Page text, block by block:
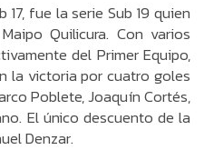
fue la serie Sub 19 quien
Quilicura. Con varios
del Primer Equipo,
la victoria por cuatro goles
Poblete, Joaquín Cortés,
El único descuento de la
Denzar.